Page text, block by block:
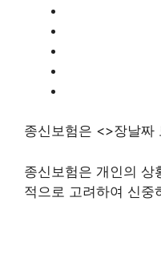
종신보험은 <>장날짜
종신보험은 개인의 상
적으로 고려하여 신중